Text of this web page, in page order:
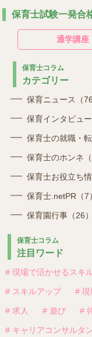
保育士試験一発合
通学講座
保育士コラム
カテゴリー
保育ニュース（76
保育インタビュー
保育士の就職・転
保育士のホンネ（
保育士お役立ち情
保育士.netPR（7）
保育園行事（26）
保育士コラム
注目ワード
# 現場で活かせるスキ
# スキルアップ # 現
# 求人 # 遊び #
# キャリアコンサルタ